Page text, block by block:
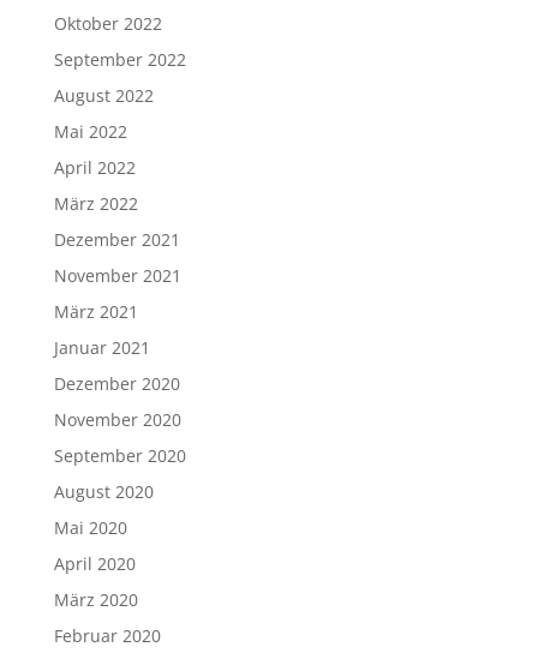
Oktober 2022
September 2022
August 2022
Mai 2022
April 2022
März 2022
Dezember 2021
November 2021
März 2021
Januar 2021
Dezember 2020
November 2020
September 2020
August 2020
Mai 2020
April 2020
März 2020
Februar 2020